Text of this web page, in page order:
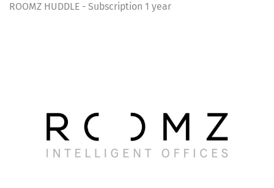
ROOMZ HUDDLE - Subscription 1 year